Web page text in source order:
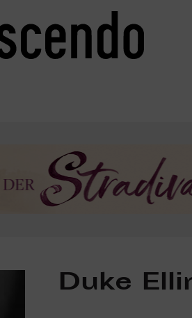
Duke